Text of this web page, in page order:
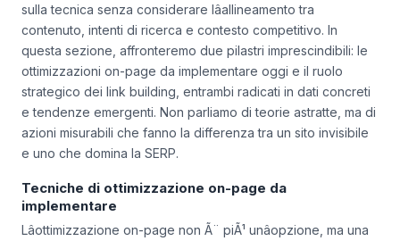
sulla tecnica senza considerare lâallineamento tra
contenuto, intenti di ricerca e contesto competitivo. In
questa sezione, affronteremo due pilastri imprescindibili: le
ottimizzazioni on-page da implementare oggi e il ruolo
strategico dei link building, entrambi radicati in dati concreti
e tendenze emergenti. Non parliamo di teorie astratte, ma di
azioni misurabili che fanno la differenza tra un sito invisibile
e uno che domina la SERP.
Tecniche di ottimizzazione on-page da
implementare
Lâottimizzazione on-page non Ã¨ piÃ¹ unâopzione, ma una